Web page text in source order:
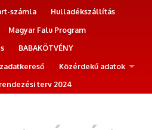
számla
Hulladékszállítás
Magyar Falu Program
BABAKÖTVÉNY
Közérdekű adatok
terv 2024